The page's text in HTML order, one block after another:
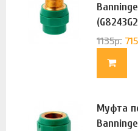
1135р. 715
Муфта